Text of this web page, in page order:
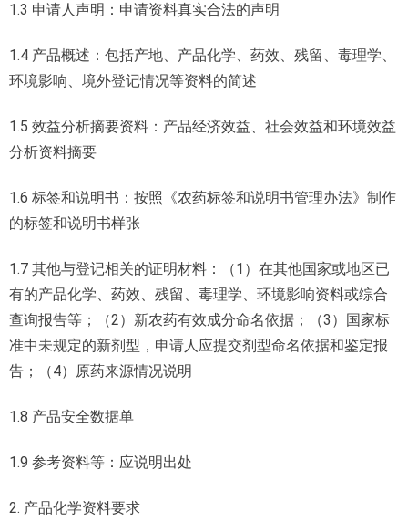
1.3 申请人声明：申请资料真实合法的声明
1.4 产品概述：包括产地、产品化学、药效、残留、毒理学、
环境影响、境外登记情况等资料的简述
1.5 效益分析摘要资料：产品经济效益、社会效益和环境效益
分析资料摘要
1.6 标签和说明书：按照《农药标签和说明书管理办法》制作
的标签和说明书样张
1.7 其他与登记相关的证明材料：（1）在其他国家或地区已
有的产品化学、药效、残留、毒理学、环境影响资料或综合
查询报告等；（2）新农药有效成分命名依据；（3）国家标
准中未规定的新剂型，申请人应提交剂型命名依据和鉴定报
告；（4）原药来源情况说明
1.8 产品安全数据单
1.9 参考资料等：应说明出处
2. 产品化学资料要求